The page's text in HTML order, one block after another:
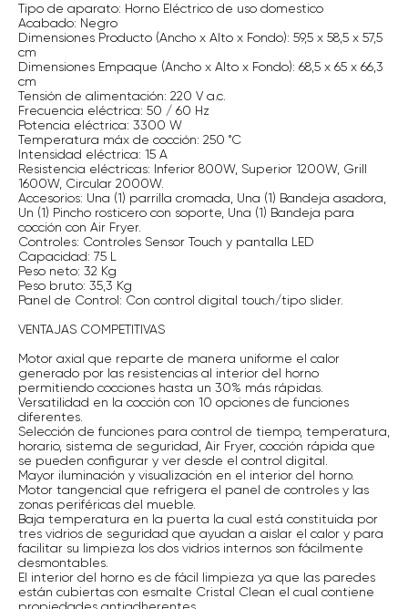
Tipo de aparato: Horno Eléctrico de uso domestico
Acabado: Negro
Dimensiones Producto (Ancho x Alto x Fondo): 59,5 x 58,5 x 57,5
cm
Dimensiones Empaque (Ancho x Alto x Fondo): 68,5 x 65 x 66,3
cm
Tensión de alimentación: 220 V a.c.
Frecuencia eléctrica: 50 / 60 Hz
Potencia eléctrica: 3300 W
Temperatura máx de cocción: 250 ˚C
Intensidad eléctrica: 15 A
Resistencia eléctricas: Inferior 800W, Superior 1200W, Grill
1600W, Circular 2000W.
Accesorios: Una (1) parrilla cromada, Una (1) Bandeja asadora,
Un (1) Pincho rosticero con soporte, Una (1) Bandeja para
cocción con Air Fryer.
Controles: Controles Sensor Touch y pantalla LED
Capacidad: 75 L
Peso neto: 32 Kg
Peso bruto: 35,3 Kg
Panel de Control: Con control digital touch/tipo slider.
VENTAJAS COMPETITIVAS
Motor axial que reparte de manera uniforme el calor
generado por las resistencias al interior del horno
permitiendo cocciones hasta un 30% más rápidas.
Versatilidad en la cocción con 10 opciones de funciones
diferentes.
Selección de funciones para control de tiempo, temperatura,
horario, sistema de seguridad, Air Fryer, cocción rápida que
se pueden configurar y ver desde el control digital.
Mayor iluminación y visualización en el interior del horno.
Motor tangencial que refrigera el panel de controles y las
zonas periféricas del mueble.
Baja temperatura en la puerta la cual está constituida por
tres vidrios de seguridad que ayudan a aislar el calor y para
facilitar su limpieza los dos vidrios internos son fácilmente
desmontables.
El interior del horno es de fácil limpieza ya que las paredes
están cubiertas con esmalte Cristal Clean el cual contiene